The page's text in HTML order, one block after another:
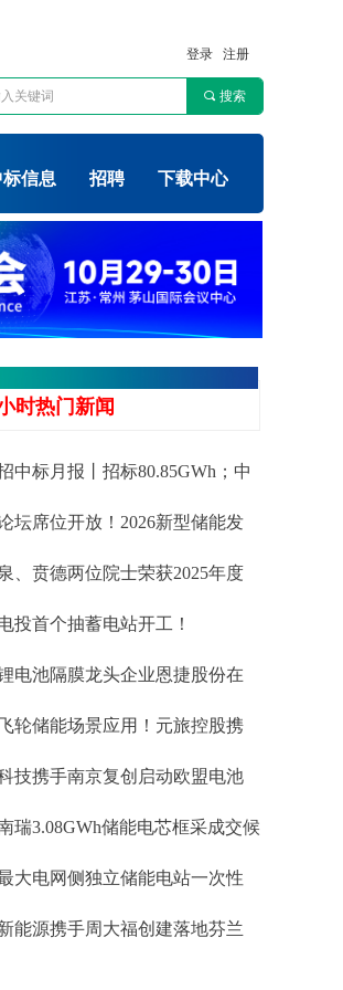
끠 搜索
登录 注册
信息 招聘 下载中心
中标月报丨招标80.85GWh；中
元/Wh；储能系统0.764元/Wh
坛席位开放！2026新型储能发
、贲德两位院士荣获2025年度
投首个抽蓄电站开工！
电池隔膜龙头企业恩捷股份在
轮储能场景应用！元旅控股携
技携手南京复创启动欧盟电池
瑞3.08GWh储能电芯框采成交候
大电网侧独立储能电站一次性
能源携手周大福创建落地芬兰
时热门新闻